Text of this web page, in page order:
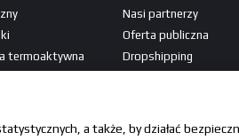
termoaktywna
Nasi partnerzy
Oferta publiczna
Dropshipping
a także, by działać